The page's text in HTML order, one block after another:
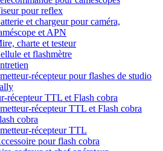
pour reflex
et chargeur pour caméra,
et APN
charte et testeur
et flashmètre
récepteur pour flashes de studio
récepteur TTL et Flash cobra
récepteur TTL et Flash cobra
cobra
récepteur TTL
pour flash cobra